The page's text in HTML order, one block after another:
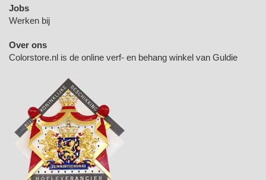
Jobs
Werken bij
Over ons
Colorstore.nl is de online verf- en behang winkel van Guldie